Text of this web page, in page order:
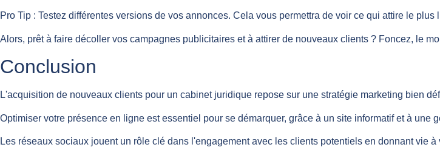
Pro Tip : Testez différentes versions de vos annonces. Cela vous permettra de voir ce qui attire le
Alors, prêt à faire décoller vos campagnes publicitaires et à attirer de nouveaux clients ? Foncez, le
Conclusion
L'acquisition de nouveaux clients pour un cabinet juridique repose sur une stratégie marketing bien
Optimiser votre présence en ligne est essentiel pour se démarquer, grâce à un site informatif et à une
Les réseaux sociaux jouent un rôle clé dans l'engagement avec les clients potentiels en donnant vie à